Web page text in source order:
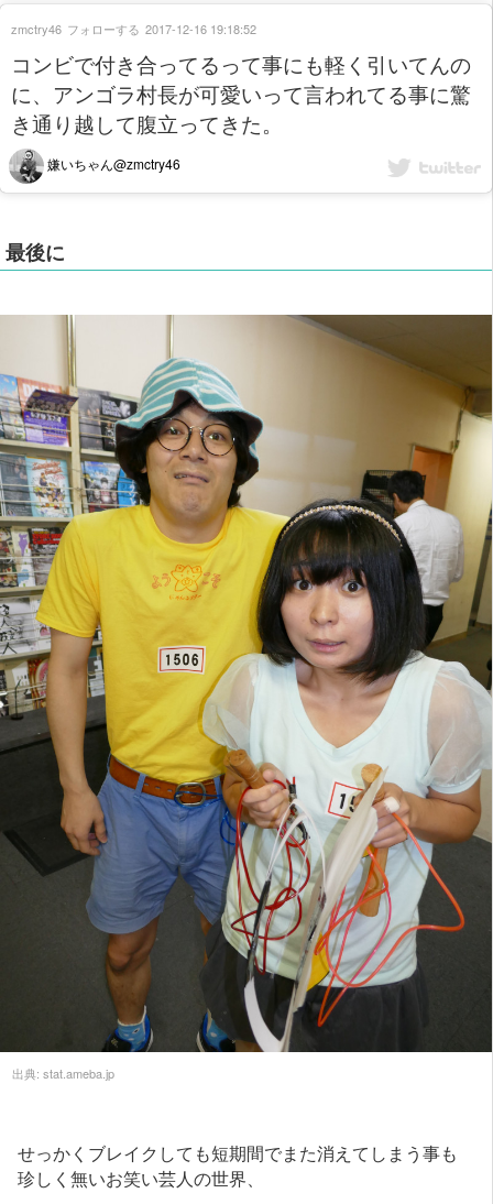
コンビで付き合ってるって事にも軽く引いてんの
に、アンゴラ村長が可愛いって言われてる事に驚
き通り越して腹立ってきた。
嫌いちゃん@zmctry46
zmctry46 フォローする 2017-12-16 19:18:52
最後に
出典: stat.ameba.jp
せっかくブレイクしても短期間でまた消えてしまう事も
珍しく無いお笑い芸人の世界、